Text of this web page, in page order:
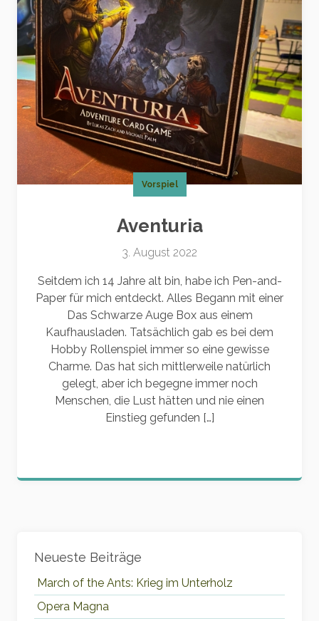
Vorspiel
Aventuria
3. August 2022
Seitdem ich 14 Jahre alt bin, habe ich Pen-and-
Paper für mich entdeckt. Alles Begann mit einer
Das Schwarze Auge Box aus einem
Kaufhausladen. Tatsächlich gab es bei dem
Hobby Rollenspiel immer so eine gewisse
Charme. Das hat sich mittlerweile natürlich
gelegt, aber ich begegne immer noch
Menschen, die Lust hätten und nie einen
Einstieg gefunden […]
Neueste Beiträge
March of the Ants: Krieg im Unterholz
Opera Magna